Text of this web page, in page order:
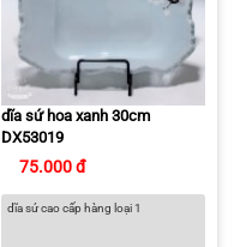
dĩa sứ hoa xanh 30cm
DX53019
75.000 đ
dĩa sứ cao cấp hàng loại 1